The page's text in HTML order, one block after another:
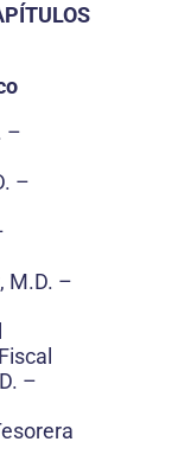
–
–
M.D. –
–